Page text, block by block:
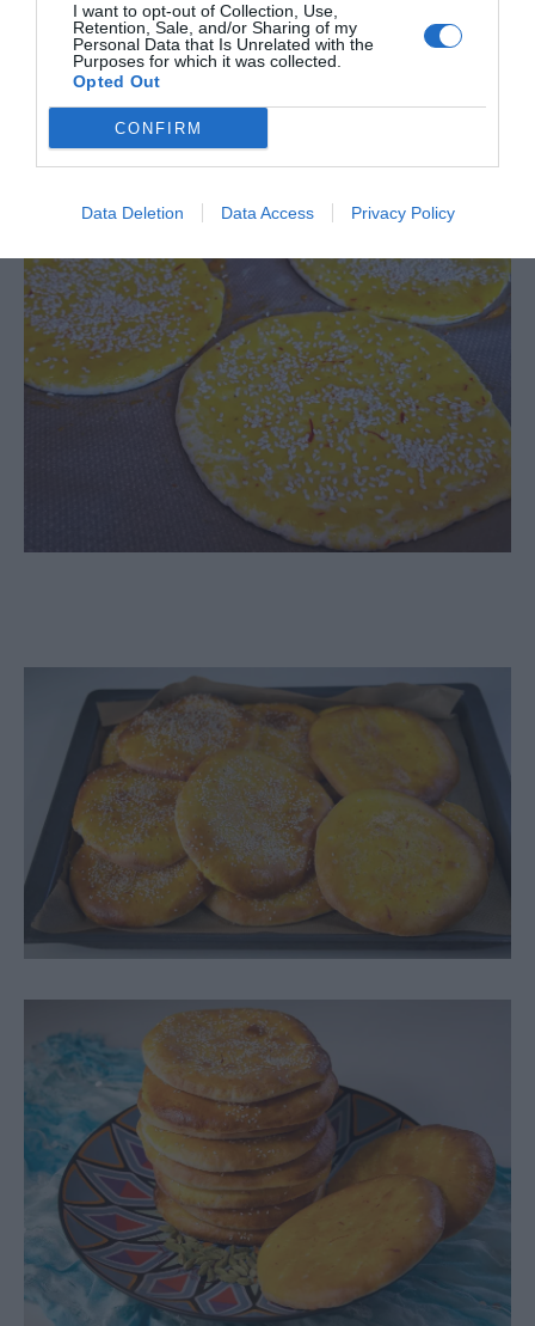
I want to opt-out of Collection, Use,
Retention, Sale, and/or Sharing of my
Personal Data that Is Unrelated with the
Purposes for which it was collected.
Opted Out
CONFIRM
Data Deletion Data Access Privacy Policy